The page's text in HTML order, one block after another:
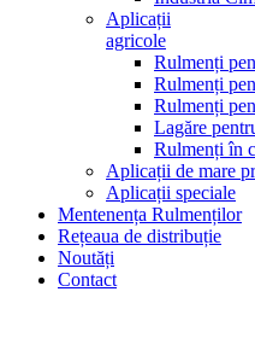
Aplicații
agricole
Rulmenți
Rulmenți
Rulmenți
Lagăre
Rulmenți în
Aplicații de mare
Aplicații speciale
Mentenența Rulmenților
Rețeaua de distribuție
Noutăți
Contact